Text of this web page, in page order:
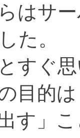
はサ
た。
すぐ
目的
す」